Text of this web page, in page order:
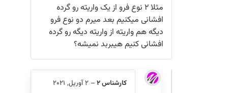
مثلا ۲ نوع فرو از یک واریته رو گرده
افشانی میکنیم بعد میرم دو نوع فرو
دیگه هم واریته از واریته دیگه رو گرده
افشانی کنیم هیبربد نمیشه؟
کارشناس 2